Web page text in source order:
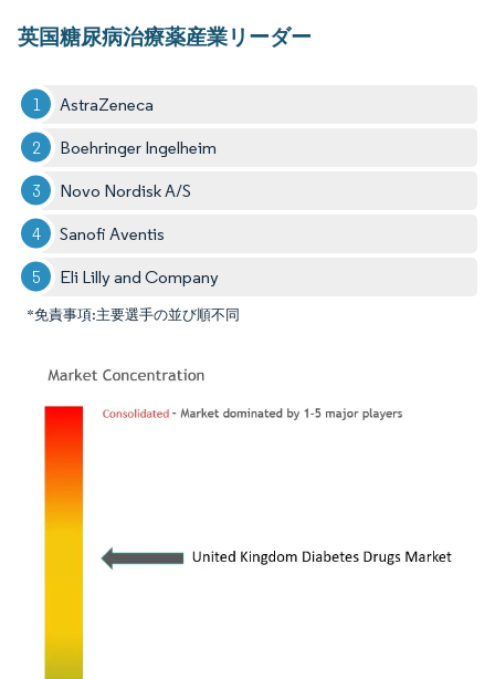
英国糖尿病治療薬産業リーダー
AstraZeneca
Boehringer Ingelheim
Novo Nordisk A/S
Sanofi Aventis
Eli Lilly and Company
*免責事項:主要選手の並び順不同